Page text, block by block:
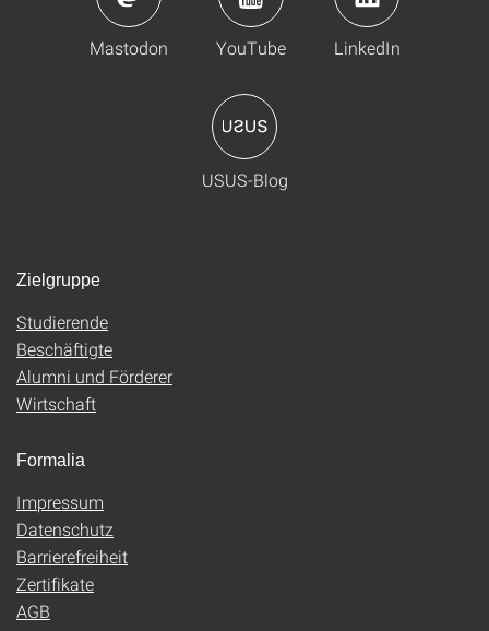
Mastodon YouTube LinkedIn
USUS-Blog
Zielgruppe
Studierende
Beschäftigte
Alumni und Förderer
Wirtschaft
Formalia
Impressum
Datenschutz
Barrierefreiheit
Zertifikate
AGB